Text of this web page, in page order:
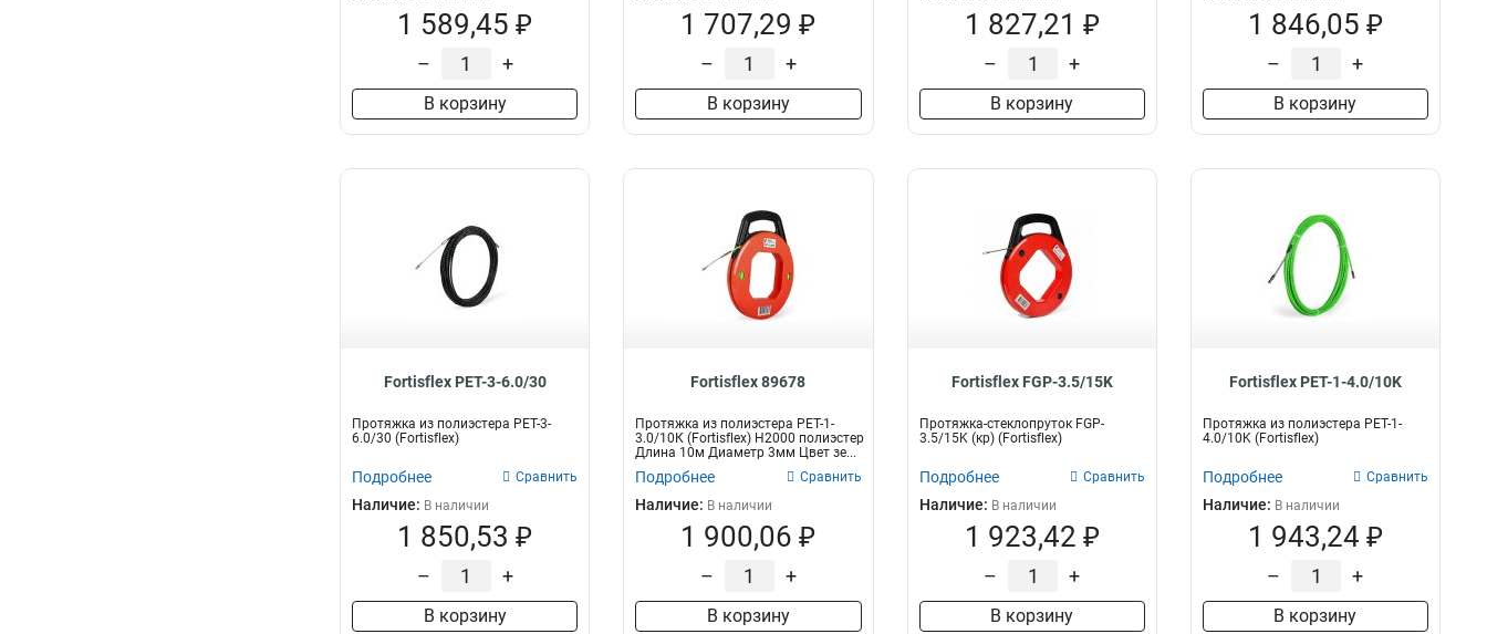
1 589,45 ₽
– +
В корзину
1 707,29 ₽
– +
В корзину
1 827,21 ₽
– +
В корзину
1 846,05 ₽
– +
В корзину
Fortisflex PET-3-6.0/30
Протяжка из полиэстера PET-3-
6.0/30 (Fortisflex)
Подробнее Сравнить
Наличие: В наличии
1 850,53 ₽
– +
В корзину
Fortisflex 89678
Протяжка из полиэстера PET-1-
3.0/10К (Fortisflex) Н2000 полиэстер
Длина 10м Диаметр 3мм Цвет зе...
Подробнее Сравнить
Наличие: В наличии
1 900,06 ₽
– +
В корзину
Fortisflex FGP-3.5/15K
Протяжка-стеклопруток FGP-
3.5/15K (кр) (Fortisflex)
Подробнее Сравнить
Наличие: В наличии
1 923,42 ₽
– +
В корзину
Fortisflex PET-1-4.0/10K
Протяжка из полиэстера PET-1-
4.0/10K (Fortisflex)
Подробнее Сравнить
Наличие: В наличии
1 943,24 ₽
– +
В корзину